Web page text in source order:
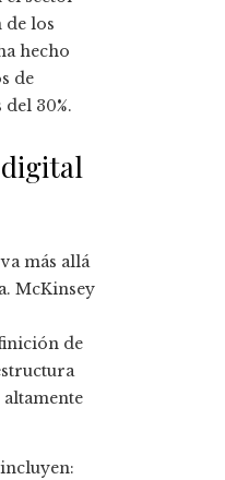
los
hecho
de
30%.
más allá
McKinsey
de